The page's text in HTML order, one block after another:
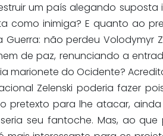
um país alegando
como inimiga? E quanto ao
não perdeu Volodymyr
de paz, renunciando a
marionete do Ocidente?
Zelenski poderia fazer
pretexto para lhe atacar,
seu fantoche. Mas, ao